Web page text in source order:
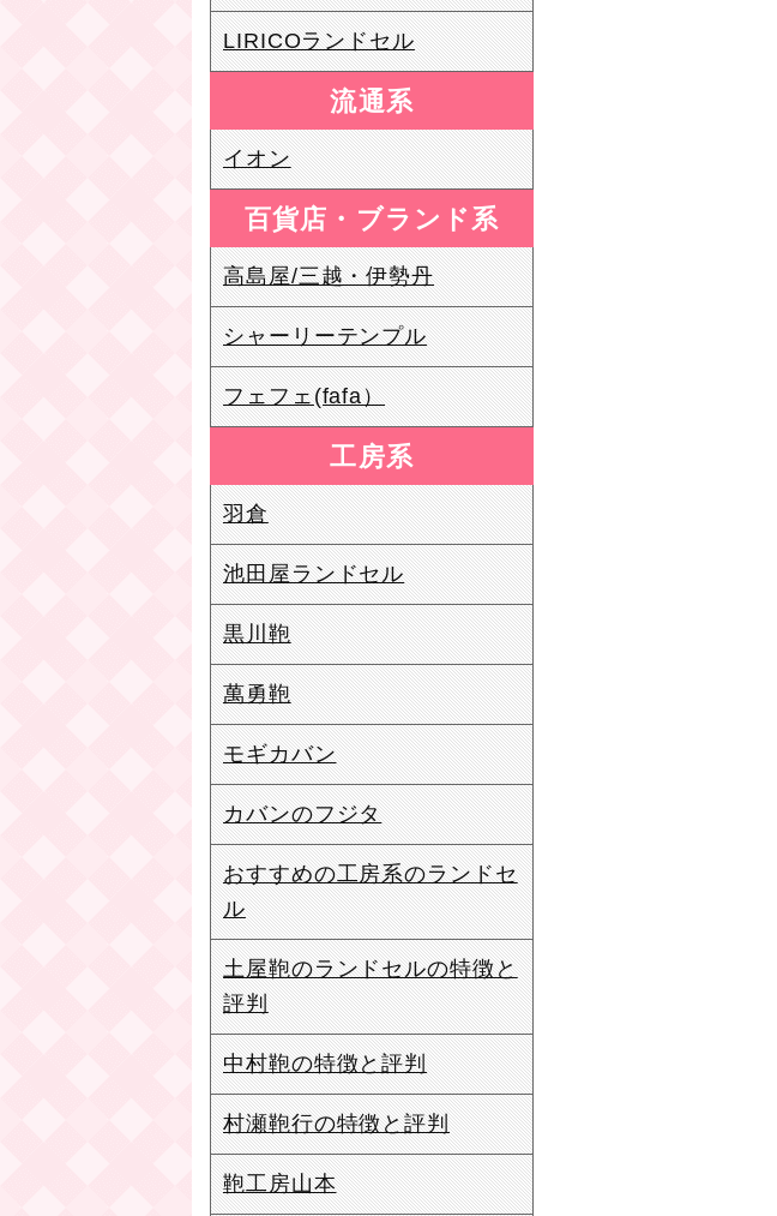
LIRICOランドセル
流通系
イオン
百貨店・ブランド系
高島屋/三越・伊勢丹
シャーリーテンプル
フェフェ(fafa）
工房系
羽倉
池田屋ランドセル
黒川鞄
萬勇鞄
モギカバン
カバンのフジタ
おすすめの工房系のランドセ
ル
土屋鞄のランドセルの特徴と
評判
中村鞄の特徴と評判
村瀬鞄行の特徴と評判
鞄工房山本